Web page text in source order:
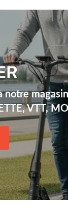
notre
VTT,